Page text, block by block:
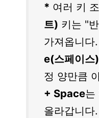
* 여러 키
트) 키는 "
가져옵니다
e(스페이스)
정 양만큼
+ Space는
올라갑니다